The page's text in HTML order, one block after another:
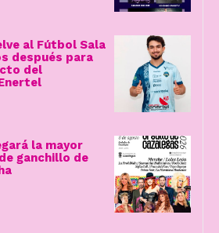
al Fútbol Sala
después para
del
la mayor
ganchillo de